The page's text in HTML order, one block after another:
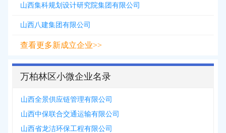
山西集科规划设计研究院集团有限公司
山西八建集团有限公司
查看更多新成立企业>>
万柏林区小微企业名录
山西全景供应链管理有限公司
山西中保联合交通运输有限公司
山西省龙洁环保工程有限公司